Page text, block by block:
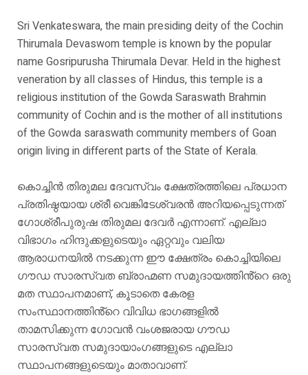
Sri Venkateswara, the main presiding deity of the Cochin
Thirumala Devaswom temple is known by the popular
name Gosripurusha Thirumala Devar. Held in the highest
veneration by all classes of Hindus, this temple is a
religious institution of the Gowda Saraswath Brahmin
community of Cochin and is the mother of all institutions
of the Gowda saraswath community members of Goan
origin living in different parts of the State of Kerala.
കൊച്ചിൻ തിരുമല ദേവസ്വം ക്ഷേത്രത്തിലെ പ്രധാന
പ്രതിഷ്ഠയായ ശ്രീ വെങ്കിടേശ്വരൻ അറിയപ്പെടുന്നത്
ഗോശ്രീപുരുഷ തിരുമല ദേവർ എന്നാണ്. എല്ലാ
വിഭാഗം ഹിന്ദുക്കളുടെയും ഏറ്റവും വലിയ
ആരാധനയിൽ നടക്കുന്ന ഈ ക്ഷേത്രം കൊച്ചിയിലെ
ഗൗഡ സാരസ്വത ബ്രാഹ്മണ സമുദായത്തിൻ്റെ ഒരു
മത സ്ഥാപനമാണ്, കൂടാതെ കേരള
സംസ്ഥാനത്തിൻ്റെ വിവിധ ഭാഗങ്ങളിൽ
താമസിക്കുന്ന ഗോവൻ വംശജരായ ഗൗഡ
സാരസ്വത സമുദായാംഗങ്ങളുടെ എല്ലാ
സ്ഥാപനങ്ങളുടെയും മാതാവാണ്.